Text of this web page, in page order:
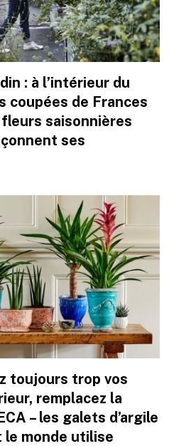
: à l’intérieur du
coupées de Frances
fleurs saisonnières
ses
toujours trop vos
remplacez la
– les galets d’argile
monde utilise